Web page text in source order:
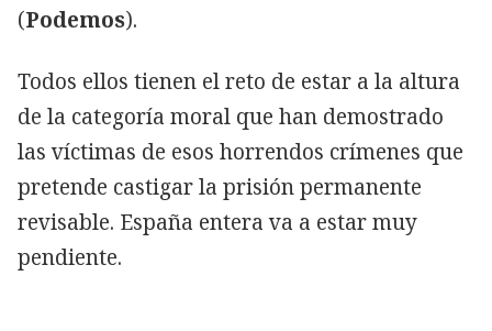
(Podemos).
Todos ellos tienen el reto de estar a la altura
de la categoría moral que han demostrado
las víctimas de esos horrendos crímenes que
pretende castigar la prisión permanente
revisable. España entera va a estar muy
pendiente.